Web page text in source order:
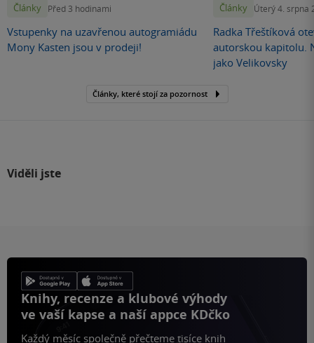
Články Před 3 hodinami
Vstupenky na uzavřenou autogramiádu
Mony Kasten jsou v prodeji!
Články Úterý 4. srpna
Radka Třeštíková
autorskou kapitolu.
jako Velikovsky
Články, které stojí za pozornost
Viděli jste
Knihy, recenze a klubové výhody
ve vaší kapse a naší appce KDčko
Každý měsíc společně přečteme tisíce knih